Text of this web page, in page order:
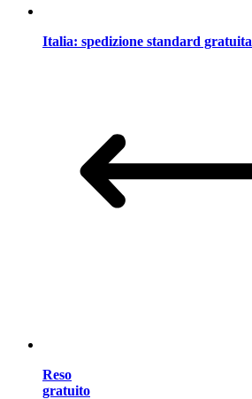
Italia: spedizione standard gratuita
Reso
gratuito